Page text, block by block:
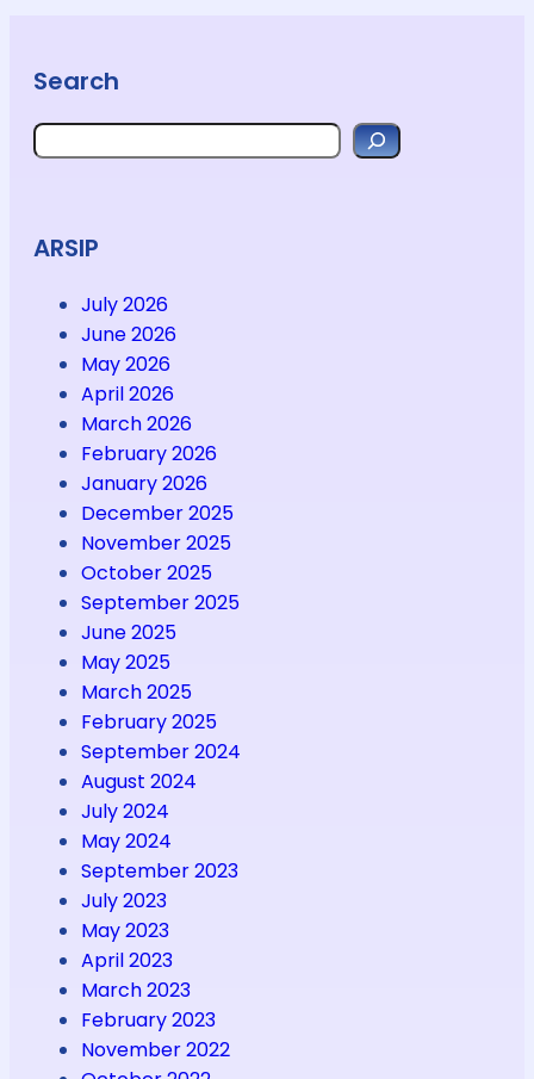
Search
Search
ARSIP
July 2026
June 2026
May 2026
April 2026
March 2026
February 2026
January 2026
December 2025
November 2025
October 2025
September 2025
June 2025
May 2025
March 2025
February 2025
September 2024
August 2024
July 2024
May 2024
September 2023
July 2023
May 2023
April 2023
March 2023
February 2023
November 2022